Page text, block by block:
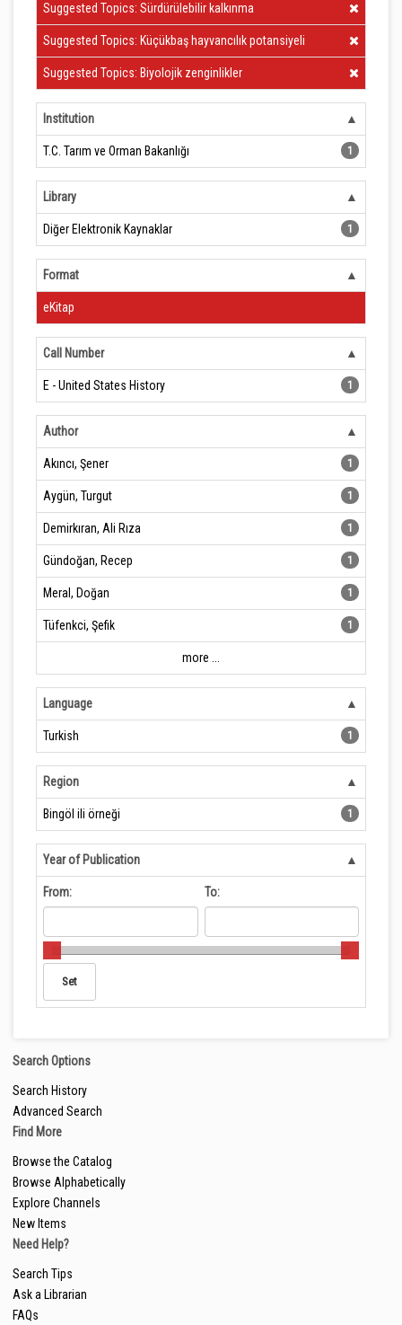
Clear Filter
Suggested Topics: Sürdürülebilir kalkınma
Clear Filter
Suggested Topics: Küçükbaş hayvancılık potansiyeli
Clear Filter
Suggested Topics: Biyolojik zenginlikler
Institution
T.C. Tarım ve Orman Bakanlığı 1
Library
Diğer Elektronik Kaynaklar 1
Format
eKitap
Call Number
E - United States History 1
Author
Akıncı, Şener 1
Aygün, Turgut 1
Demirkıran, Ali Rıza 1
Gündoğan, Recep 1
Meral, Doğan 1
Tüfenkci, Şefik 1
more ...
Language
Turkish 1
Region
Bingöl ili örneği 1
Year of Publication
From: To:
Search Options
Search History
Advanced Search
Find More
Browse the Catalog
Browse Alphabetically
Explore Channels
New Items
Need Help?
Search Tips
Ask a Librarian
FAQs